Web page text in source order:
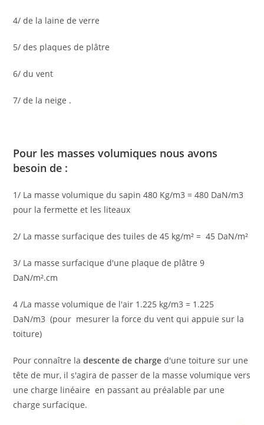
4/ de la laine de verre
5/ des plaques de plâtre
6/ du vent
7/ de la neige .
Pour les masses volumiques nous avons
besoin de :
1/ La masse volumique du sapin 480 Kg/m3 = 480 DaN/m3
pour la fermette et les liteaux
2/ La masse surfacique des tuiles de 45 kg/m² = 45 DaN/m²
3/ La masse surfacique d'une plaque de plâtre 9
DaN/m².cm
4 /La masse volumique de l'air 1.225 kg/m3 = 1.225
DaN/m3 (pour mesurer la force du vent qui appuie sur la
toiture)
Pour connaître ladescente de charge d'une toiture sur une
tête de mur, il s'agira de passer de la masse volumique vers
une charge linéaire en passant au préalable par une
charge surfacique.